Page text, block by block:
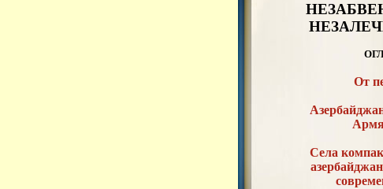
От
Села